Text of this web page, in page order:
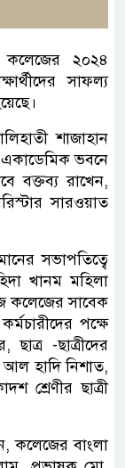
কলেজের ২০২৪
সাফল্য
শাজাহান
ভবনে
বক্তব্য রাখেন,
সারওয়াত
সভাপতিত্বে
খানম মহিলা
কলেজের সাবেক
পক্ষে
-ছাত্রীদের
আল হাদি নিশাত,
শ্রেণীর ছাত্রী
কলেজের বাংলা